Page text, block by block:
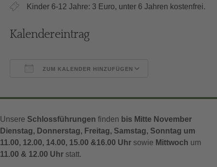
Kinder 6-12 Jahre: 3 Euro, unter 6 Jahren kostenfrei.
Kalendereintrag
ZUM KALENDER HINZUFÜGEN
Unsere Schlossführungen finden bis Mitte November
Dienstag, Donnerstag, Freitag, Samstag, Sonntag um
11.00, 12.00, 14.00, 15.00 &16.00 Uhr sowie Mittwoch um
11.00 & 12.00 Uhr statt.